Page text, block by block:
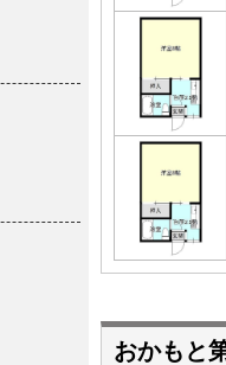
おかもと